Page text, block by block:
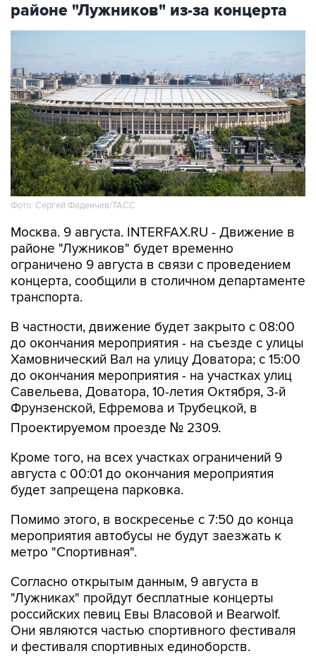
районе "Лужников" из-за концерта
Фото: Сергей Фадеичев/ТАСС
Москва. 9 августа. INTERFAX.RU - Движение в
районе "Лужников" будет временно
ограничено 9 августа в связи с проведением
концерта, сообщили в столичном департаменте
транспорта.
В частности, движение будет закрыто с 08:00
до окончания мероприятия - на съезде с улицы
Хамовнический Вал на улицу Доватора; с 15:00
до окончания мероприятия - на участках улиц
Савельева, Доватора, 10-летия Октября, 3-й
Фрунзенской, Ефремова и Трубецкой, в
Проектируемом проезде № 2309.
Кроме того, на всех участках ограничений 9
августа с 00:01 до окончания мероприятия
будет запрещена парковка.
Помимо этого, в воскресенье с 7:50 до конца
мероприятия автобусы не будут заезжать к
метро "Спортивная".
Согласно открытым данным, 9 августа в
"Лужниках" пройдут бесплатные концерты
российских певиц Евы Власовой и Bearwolf.
Они являются частью спортивного фестиваля
и фестиваля спортивных единоборств.